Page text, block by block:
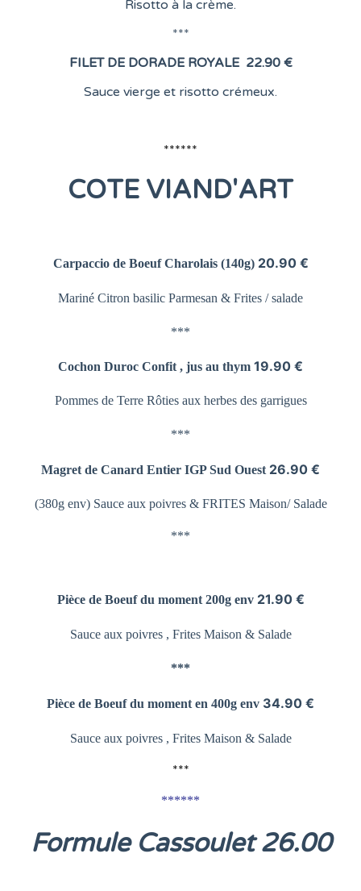
Risotto à la crème.
***
FILET DE DORADE ROYALE 22.90 €
Sauce vierge et risotto crémeux.
******
COTE VIAND'ART
Carpaccio de Boeuf Charolais (140g) 20.90 €
Mariné Citron basilic Parmesan & Frites / salade
***
Cochon Duroc Confit , jus au thym 19.90 €
Pommes de Terre Rôties aux herbes des garrigues
***
Magret de Canard Entier IGP Sud Ouest 26.90 €
(380g env) Sauce aux poivres & FRITES Maison/ Salade
***
Pièce de Boeuf du moment 200g env 21.90 €
Sauce aux poivres , Frites Maison & Salade
***
Pièce de Boeuf du moment en 400g env 34.90 €
Sauce aux poivres , Frites Maison & Salade
***
******
Formule Cassoulet 26.00